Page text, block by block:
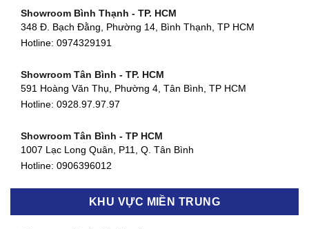
Showroom Bình Thạnh - TP. HCM
348 Đ. Bạch Đằng, Phường 14, Bình Thạnh, TP HCM
Hotline: 0974329191
Showroom Tân Bình - TP. HCM
591 Hoàng Văn Thụ, Phường 4, Tân Bình, TP HCM
Hotline: 0928.97.97.97
Showroom Tân Bình - TP HCM
1007 Lạc Long Quân, P11, Q. Tân Bình
Hotline: 0906396012
Showroom Biên Hòa - Đồng Nai
KHU VỰC MIỀN TRUNG